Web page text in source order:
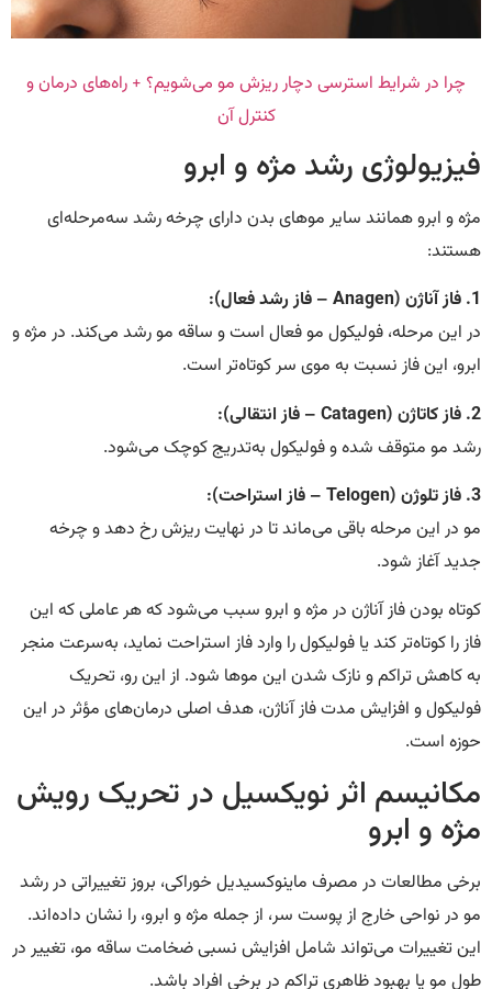
چرا در شرایط استرسی دچار ریزش مو می‌شویم؟ + راه‌های درمان و
کنترل آن
فیزیولوژی رشد مژه و ابرو
مژه و ابرو همانند سایر موهای بدن دارای چرخه رشد سه‌مرحله‌ای
هستند:
1. فاز آناژن (Anagen – فاز رشد فعال):
در این مرحله، فولیکول مو فعال است و ساقه مو رشد می‌کند. در مژه و
ابرو، این فاز نسبت به موی سر کوتاه‌تر است.
2. فاز کاتاژن (Catagen – فاز انتقالی):
رشد مو متوقف شده و فولیکول به‌تدریج کوچک می‌شود.
3. فاز تلوژن (Telogen – فاز استراحت):
مو در این مرحله باقی می‌ماند تا در نهایت ریزش رخ دهد و چرخه
جدید آغاز شود.
کوتاه بودن فاز آناژن در مژه و ابرو سبب می‌شود که هر عاملی که این
فاز را کوتاه‌تر کند یا فولیکول را وارد فاز استراحت نماید، به‌سرعت منجر
به کاهش تراکم و نازک شدن این موها شود. از این رو، تحریک
فولیکول و افزایش مدت فاز آناژن، هدف اصلی درمان‌های مؤثر در این
حوزه است.
مکانیسم اثر نویکسیل در تحریک رویش
مژه و ابرو
برخی مطالعات در مصرف ماینوکسیدیل خوراکی، بروز تغییراتی در رشد
مو در نواحی خارج از پوست سر، از جمله مژه و ابرو، را نشان داده‌اند.
این تغییرات می‌تواند شامل افزایش نسبی ضخامت ساقه مو، تغییر در
طول مو یا بهبود ظاهری تراکم در برخی افراد باشد.